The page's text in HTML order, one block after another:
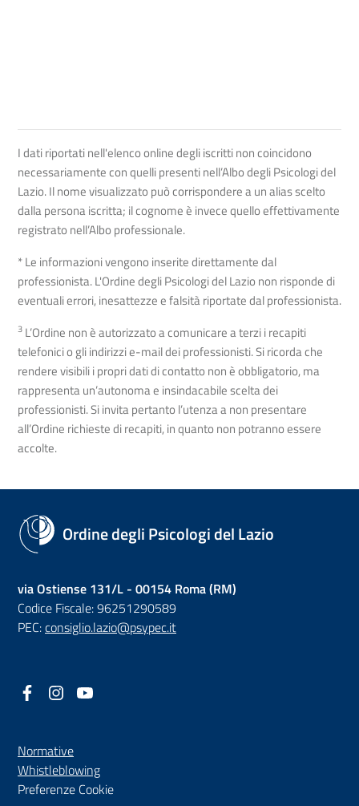
I dati riportati nell'elenco online degli iscritti non coincidono
necessariamente con quelli presenti nell’Albo degli Psicologi del
Lazio. Il nome visualizzato può corrispondere a un alias scelto
dalla persona iscritta; il cognome è invece quello effettivamente
registrato nell’Albo professionale.
* Le informazioni vengono inserite direttamente dal
professionista. L'Ordine degli Psicologi del Lazio non risponde di
eventuali errori, inesattezze e falsità riportate dal professionista.
3 L’Ordine non è autorizzato a comunicare a terzi i recapiti
telefonici o gli indirizzi e-mail dei professionisti. Si ricorda che
rendere visibili i propri dati di contatto non è obbligatorio, ma
rappresenta un’autonoma e insindacabile scelta dei
professionisti. Si invita pertanto l’utenza a non presentare
all’Ordine richieste di recapiti, in quanto non potranno essere
accolte.
Ordine degli Psicologi del Lazio
via Ostiense 131/L - 00154 Roma (RM)
Codice Fiscale: 96251290589
PEC:consiglio.lazio@psypec.it
Facebook
(nuova scheda - new tab)
Instagram
(nuova scheda - new tab)
Normative
Whistleblowing(nuova scheda - new tab)
Preferenze Cookie